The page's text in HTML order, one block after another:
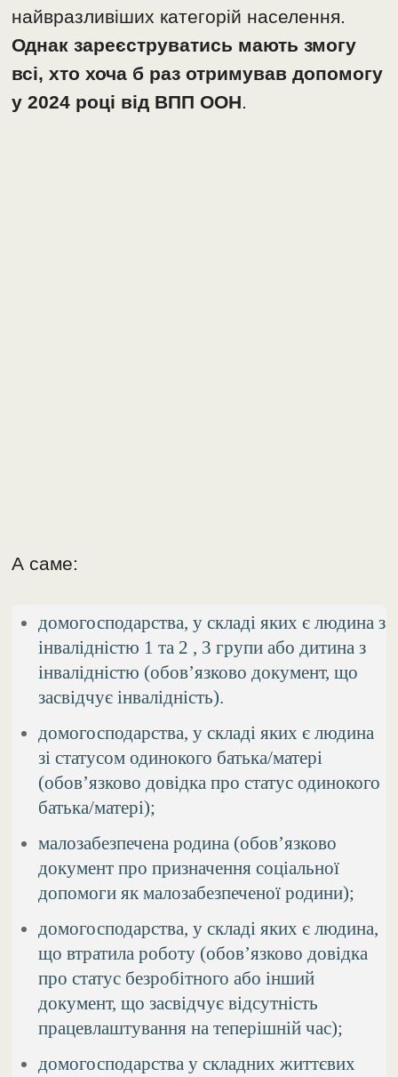
найвразливіших категорій населення.
Однак зареєструватись мають змогу
всі, хто хоча б раз отримував допомогу
у 2024 році від ВПП ООН.
А саме:
домогосподарства, у складі яких є людина з
інвалідністю 1 та 2 , 3 групи або дитина з
інвалідністю (обов’язково документ, що
засвідчує інвалідність).
домогосподарства, у складі яких є людина
зі статусом одинокого батька/матері
(обов’язково довідка про статус одинокого
батька/матері);
малозабезпечена родина (обов’язково
документ про призначення соціальної
допомоги як малозабезпеченої родини);
домогосподарства, у складі яких є людина,
що втратила роботу (обов’язково довідка
про статус безробітного або інший
документ, що засвідчує відсутність
працевлаштування на теперішній час);
домогосподарства у складних життєвих